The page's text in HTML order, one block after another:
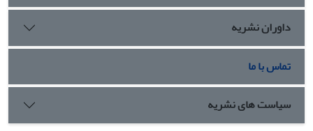
داوران نشریه
تماس با ما
سیاست های نشریه